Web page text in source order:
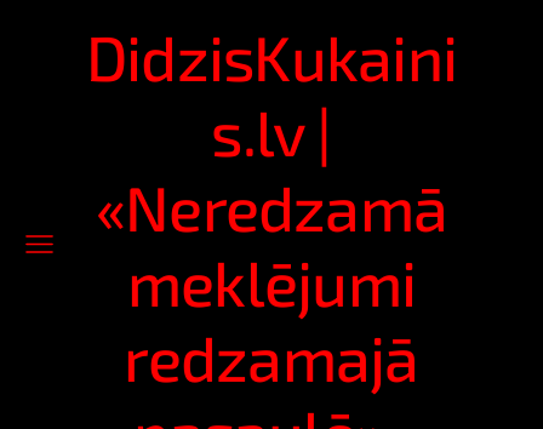
DidzisKukaini
s.lv |
«Neredzamā
meklējumi
redzamajā